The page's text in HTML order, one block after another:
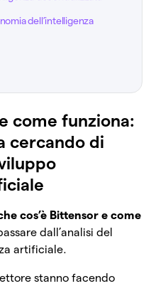
dell’intelligenza
come funziona:
cercando di
cos’è Bittensor e come
dall’analisi del
artificiale.
stanno facendo